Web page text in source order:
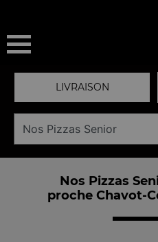
LIVRAISON
Nos Pizzas
proche Chavot-